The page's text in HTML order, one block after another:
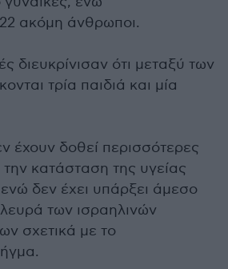
ακόμη άνθρωποι.
διευκρίνισαν ότι μεταξύ των
τρία παιδιά και μία
έχουν δοθεί περισσότερες
κατάσταση της υγείας
δεν έχει υπάρξει άμεσο
των ισραηλινών
σχετικά με το